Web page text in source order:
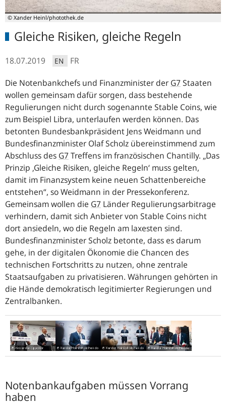
© Xander Heinl/photothek.de
Gleiche Risiken, gleiche Regeln
18.07.2019 EN
FR
Die Notenbankchefs und Finanzminister der G7Staaten
wollen gemeinsam dafür sorgen, dass bestehende
Regulierungen nicht durch sogenannte Stable Coins, wie
zum Beispiel Libra, unterlaufen werden können. Das
betonten Bundesbankpräsident Jens Weidmann und
Bundesfinanzminister Olaf Scholz übereinstimmend zum
Abschluss des G7Treffens im französischen Chantilly. „Das
Prinzip ‚Gleiche Risiken, gleiche Regeln‘ muss gelten,
damit im Finanzsystem keine neuen Schattenbereiche
entstehen“, so Weidmann in der Pressekonferenz.
Gemeinsam wollen die G7 Länder Regulierungsarbitrage
verhindern, damit sich Anbieter von Stable Coins nicht
dort ansiedeln, wo die Regeln am laxesten sind.
Bundesfinanzminister Scholz betonte, dass es darum
gehe, in der digitalen Ökonomie die Chancen des
technischen Fortschritts zu nutzen, ohne zentrale
Staatsaufgaben zu privatisieren. Währungen gehörten in
die Hände demokratisch legitimierter Regierungen und
Zentralbanken.
Jens
Olaf
Scholz
Bundesfinanzminister
GemeinsameBundesbankpräsident
(links)
Notenbankaufgaben müssen Vorrang
haben